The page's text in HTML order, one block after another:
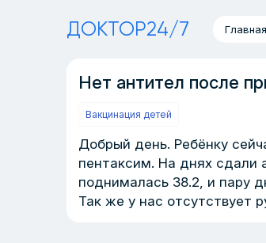
ДОКТОР24/7 Главная
Нет антител после
Вакцинация детей
Добрый день. Ребёнку
пентаксим. На днях сдали
поднималась 38.2, и пару
Так же у нас отсутствует